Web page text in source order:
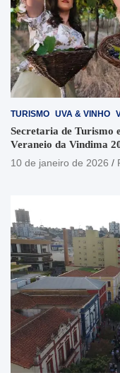
TURISMO UVA & VINHO
Secretaria de Turismo
Veraneio da Vindima
10 de janeiro de 2026